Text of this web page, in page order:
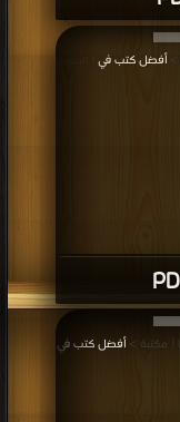
أفضل كتب في
أفضل كتب في